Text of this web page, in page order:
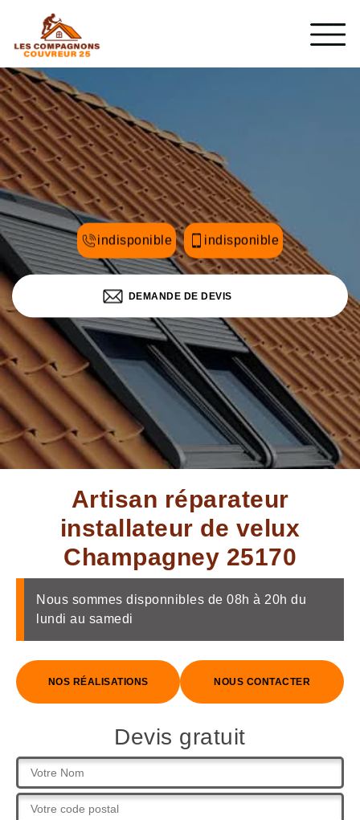
indisponible indisponible
DEMANDE DE DEVIS
Artisan réparateur
installateur de velux
Champagney 25170
Nous sommes disponnibles de 08h à 20h du
lundi au samedi
NOS RÉALISATIONS NOUS CONTACTER
Devis gratuit